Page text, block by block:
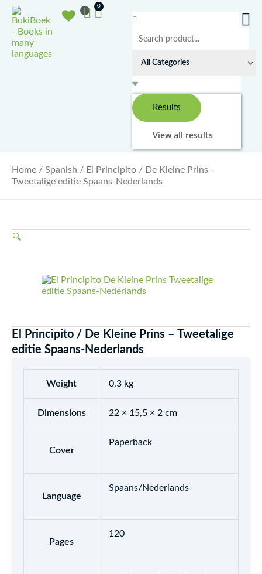
naar
Search
Results
View all results
0
Basket
Home / Spanish / El Principito / De Kleine Prins –
Tweetalige editie Spaans-Nederlands
🔍
El Principito / De Kleine Prins – Tweetalige
editie Spaans-Nederlands
Weight 0,3 kg
Dimensions 22 × 15,5 × 2 cm
Cover
Paperback
Language
Spaans/Nederlands
Pages
120